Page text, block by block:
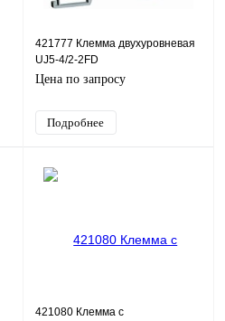
421777 Клемма двухуровневая
UJ5-4/2-2FD
Цена по запросу
Подробнее
421080 Клемма с